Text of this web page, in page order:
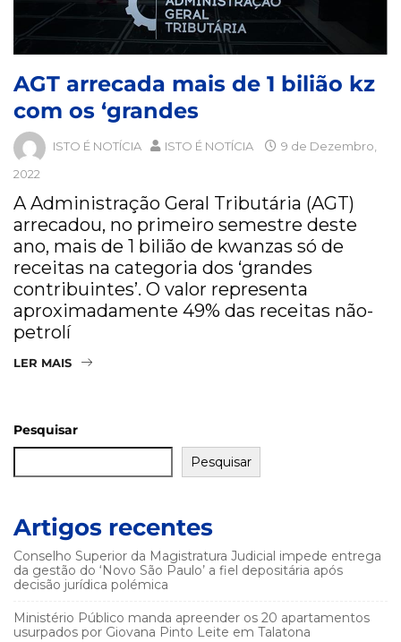
AGT arrecada mais de 1 bilião kz
com os ‘grandes
ISTO É NOTÍCIA ISTO É NOTÍCIA
9 de Dezembro,
2022
A Administração Geral Tributária (AGT)
arrecadou, no primeiro semestre deste
ano, mais de 1 bilião de kwanzas só de
receitas na categoria dos ‘grandes
contribuintes’. O valor representa
aproximadamente 49% das receitas não-
petrolí
LER MAIS
Pesquisar
Pesquisar
Artigos recentes
Conselho Superior da Magistratura Judicial impede entrega
da gestão do ‘Novo São Paulo’ a fiel depositária após
decisão jurídica polémica
Ministério Público manda apreender os 20 apartamentos
usurpados por Giovana Pinto Leite em Talatona